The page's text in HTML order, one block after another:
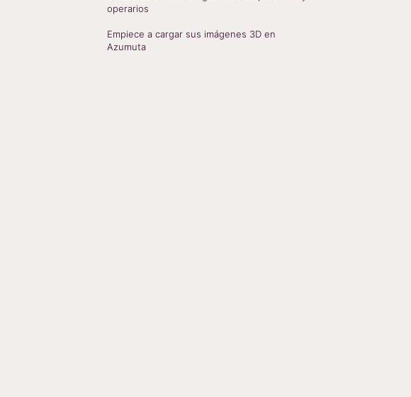
operarios
Empiece a cargar sus imágenes 3D en
Azumuta